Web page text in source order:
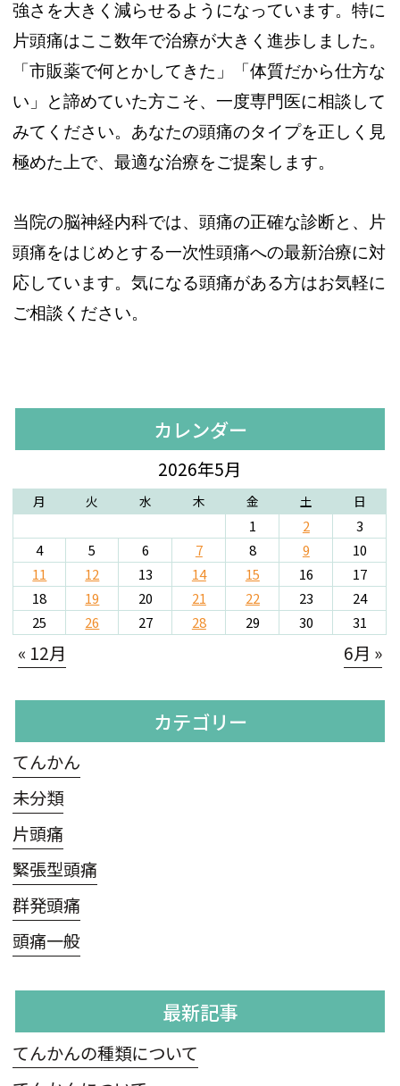
強さを大きく減らせるようになっています。特に
片頭痛はここ数年で治療が大きく進歩しました。
「市販薬で何とかしてきた」「体質だから仕方な
い」と諦めていた方こそ、一度専門医に相談して
みてください。あなたの頭痛のタイプを正しく見
極めた上で、最適な治療をご提案します。
当院の脳神経内科では、頭痛の正確な診断と、片
頭痛をはじめとする一次性頭痛への最新治療に対
応しています。気になる頭痛がある方はお気軽に
ご相談ください。
カレンダー
2026年5月
月 火 水 木 金 土 日
1 2
3
4
5 6 7 8 9
10
11
12 13 14 15 16
17
18
19 20 21 22 23
24
25
26 27 28 29 30 31
« 12月 6月 »
カテゴリー
てんかん
未分類
片頭痛
緊張型頭痛
群発頭痛
頭痛一般
最新記事
てんかんの種類について